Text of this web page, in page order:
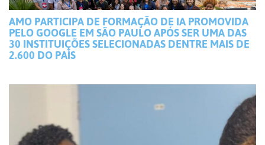
AMO PARTICIPA DE FORMAÇÃO DE IA PROMOVIDA
PELO GOOGLE EM SÃO PAULO APÓS SER UMA DAS
30 INSTITUIÇÕES SELECIONADAS DENTRE MAIS DE
2.600 DO PAÍS